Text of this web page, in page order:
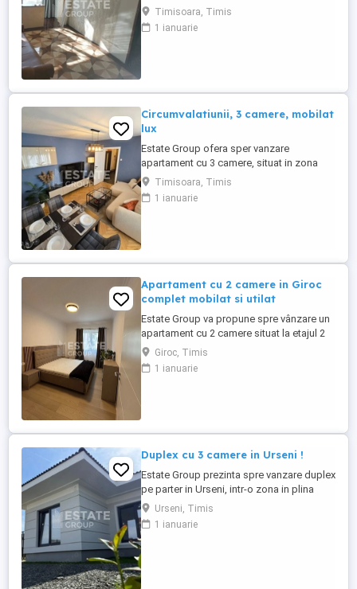
semidecomandat, situat pe strada
principala in zona Sagului cu acces facil
catre principalele puncte de interes ale
Timisoara, Timis
1 ianuarie
Circumvalatiunii, 3 camere, mobilat
lux
Estate Group ofera sper vanzare
apartament cu 3 camere, situat in zona
centrala - Circumvalatiunii, retras fata de
bulevard, intr-o zona linistita cu multa
verdeata si totodata cu acces facil la
Timisoara, Timis
1 ianuarie
Apartament cu 2 camere in Giroc
complet mobilat si utilat
Estate Group va propune spre vânzare un
apartament cu 2 camere situat la etajul 2
din 3 al unui imobil aflat in Giroc, pe strada
asfaltata, cu acces rapid către transport si
magazine Apartamentul se vinde total
Giroc, Timis
1 ianuarie
Duplex cu 3 camere in Urseni !
Estate Group prezinta spre vanzare duplex
pe parter in Urseni, intr-o zona in plina
dezvoltare ! Suprafata utila de 75 mp,
suprafata teren 310 mp, compartimentat
astfel: Parter: * antreu spatios * living *
Urseni, Timis
1 ianuarie